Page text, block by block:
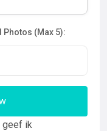
Photos (Max 5):
geef ik